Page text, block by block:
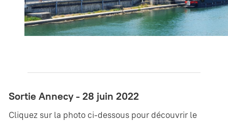
Sortie Annecy - 28 juin 2022
Cliquez sur la photo ci-dessous pour découvrir le